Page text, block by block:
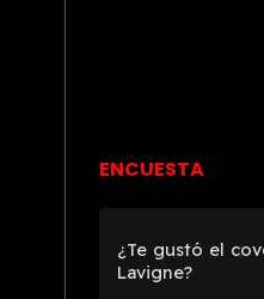
ENCUESTA